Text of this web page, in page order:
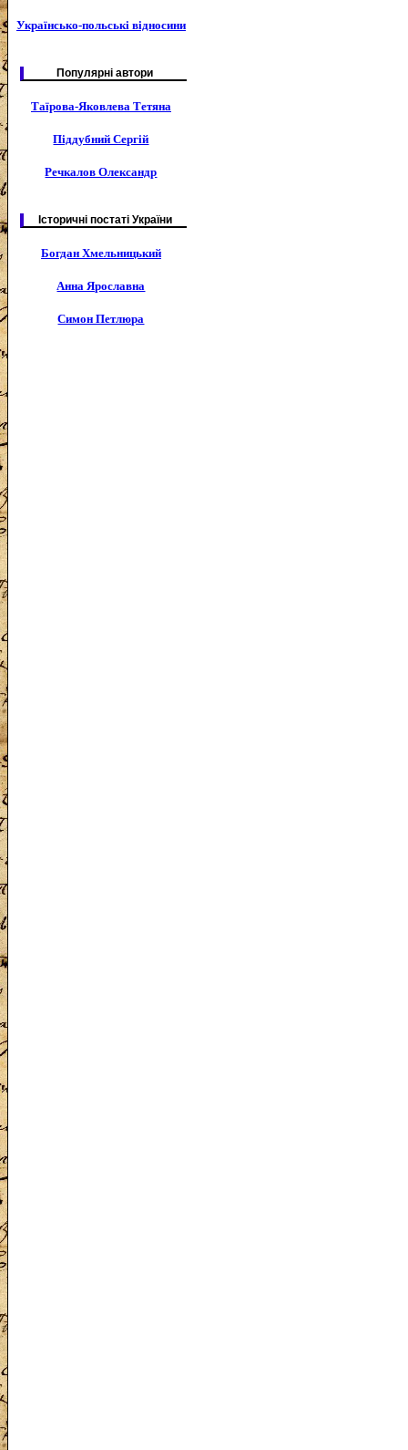
Українсько-польські відносини
Популярні автори
Таїрова-Яковлева Тетяна
Піддубний Сергій
Речкалов Олександр
Історичні постаті України
Богдан Хмельницький
Анна Ярославна
Симон Петлюра